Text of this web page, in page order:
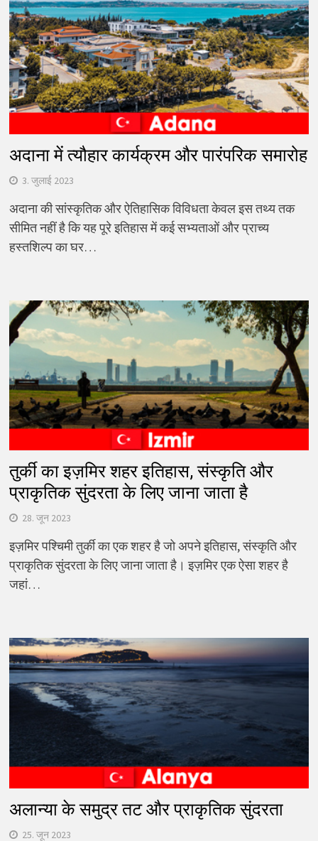
अदाना में त्यौहार कार्यक्रम और पारंपरिक समारोह
3. जुलाई 2023
अदाना की सांस्कृतिक और ऐतिहासिक विविधता केवल इस तथ्य तक
सीमित नहीं है कि यह पूरे इतिहास में कई सभ्यताओं और प्राच्य
हस्तशिल्प का घर…
तुर्की का इज़मिर शहर इतिहास, संस्कृति और
प्राकृतिक सुंदरता के लिए जाना जाता है
28. जून 2023
इज़मिर पश्चिमी तुर्की का एक शहर है जो अपने इतिहास, संस्कृति और
प्राकृतिक सुंदरता के लिए जाना जाता है। इज़मिर एक ऐसा शहर है
जहां…
अलान्या के समुद्र तट और प्राकृतिक सुंदरता
25. जून 2023